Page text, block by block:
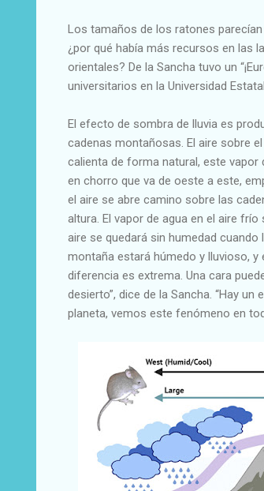
Los tamaños de los ratones
¿por qué había más recursos en las
orientales? De la Sancha tuvo un
universitarios en la Universidad
El efecto de sombra de lluvia es
cadenas montañosas. El aire sobre
calienta de forma natural, este
en chorro que va de oeste a este,
el aire se abre camino sobre las
altura. El vapor de agua en el aire
aire se quedará sin humedad cuando
montaña estará húmedo y lluvioso,
diferencia es extrema. Una cara
desierto”, dice de la Sancha. “Hay
planeta, vemos este fenómeno en